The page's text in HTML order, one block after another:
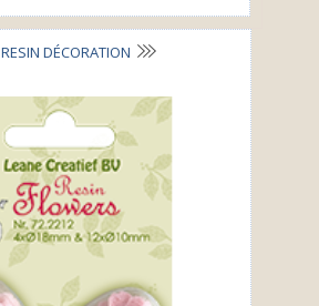
RESIN DÉCORATION